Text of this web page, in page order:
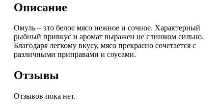
Описание
Омуль – это белое мясо нежное и сочное. Характерный
рыбный привкус и аромат выражен не слишком сильно.
Благодаря легкому вкусу, мясо прекрасно сочетается с
различными приправами и соусами.
Отзывы
Отзывов пока нет.